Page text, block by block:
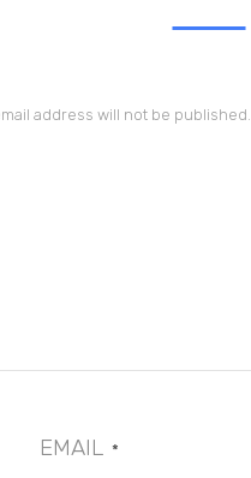
address will not be published.
EMAIL *